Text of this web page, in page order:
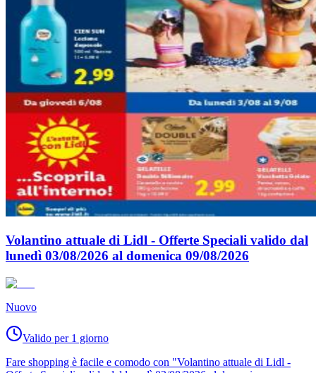
Volantino attuale di Lidl - Offerte Speciali valido dal
lunedì 03/08/2026 al domenica 09/08/2026
Nuovo
Valido per 1 giorno
Fare shopping è facile e comodo con "Volantino attuale di Lidl -